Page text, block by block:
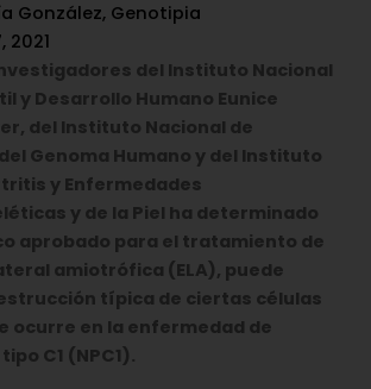
González, Genotipia
2021
del Instituto Nacional
y Desarrollo Humano Eunice
del Instituto Nacional de
Genoma Humano y del Instituto
y Enfermedades
y de la Piel ha determinado
aprobado para el tratamiento de
amiotrófica (ELA), puede
típica de ciertas células
ocurre en la enfermedad de
C1 (NPC1).